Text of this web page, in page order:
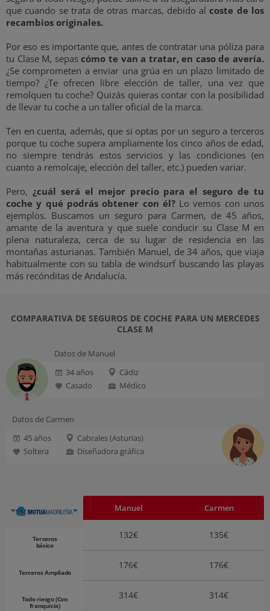
que cuando se trata de otras marcas, debido alcoste de los
recambios originales.
Por eso es importante que, antes de contratar una póliza para
tu Clase M, sepascómo te van a tratar, en caso de avería.
¿Se comprometen a enviar una grúa en un plazo limitado de
tiempo? ¿Te ofrecen libre elección de taller, una vez que
remolquen tu coche? Quizás quieras contar con la posibilidad
de llevar tu coche a un taller oficial de la marca.
Ten en cuenta, además, que si optas por un seguro a terceros
porque tu coche supera ampliamente los cinco años de edad,
no siempre tendrás estos servicios y las condiciones (en
cuanto a remolcaje, elección del taller, etc.) pueden variar.
Pero, ¿cuál será el mejor precio para el seguro de tu
coche y qué podrás obtener con él?Lo vemos con unos
ejemplos. Buscamos un seguro para Carmen, de 45 años,
amante de la aventura y que suele conducir su Clase M en
plena naturaleza, cerca de su lugar de residencia en las
montañas asturianas. También Manuel, de 34 años, que viaja
habitualmente con su tabla de windsurf buscando las playas
más recónditas de Andalucía.
COMPARATIVA DE SEGUROS DE COCHE PARA UN MERCEDES
CLASE M
Datos de Manuel
34 años
Casado
Cádiz
Médico
Datos de Carmen
45 años
Soltera
Cabrales (Asturias)
Diseñadora gráfica
Terceros
básico
Terceros Ampliado
Todo riesgo (Con
franquicia)
Manuel
132€
176€
314€
Carmen
135€
176€
314€